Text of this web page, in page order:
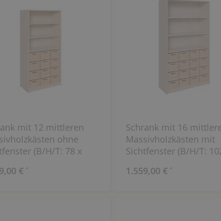
mit 12 mittleren
ohne
(B/H/T: 78 x
€ *
Schrank mit 16
Massivholzkästen mit
Sichtfenster (B/H/T:
1.559,00 € *